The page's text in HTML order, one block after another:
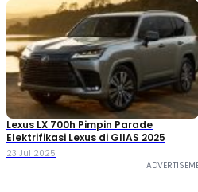
Lexus LX 700h Pimpin Parade
Elektrifikasi Lexus di GIIAS 2025
23 Jul 2025